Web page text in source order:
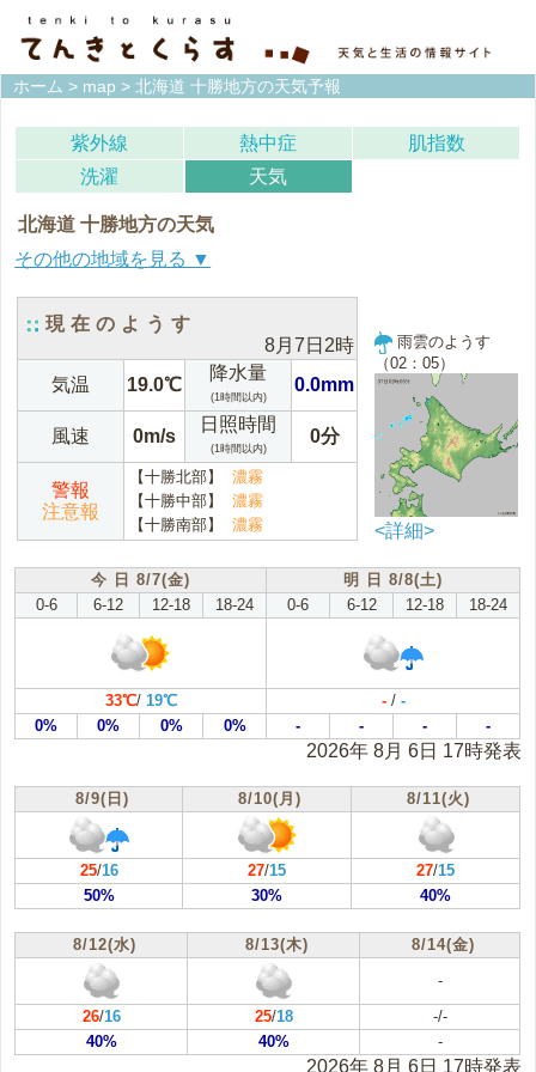
ホーム > map > 北海道 十勝地方の天気予報
紫外線 熱中症
肌指数
洗濯
天気
北海道 十勝地方の天気
宗谷地方(稚内) 上川地方(旭川)
石狩地方(札幌)
後志地方(倶知安)
北見地方(北見)
紋別地方(紋別) 釧路地方(釧路)
胆振地方(室蘭) 日高地方(浦河)
渡島地方(函館) 桧山地方(江差)
現在のようす
8月7日2時
気温
19.0℃
降水量
(1時間以内)
0.0mm
風速 0m/s
日照時間
(1時間以内)
0分
警報
注意報
【十勝北部】
濃霧
【十勝中部】
濃霧
【十勝南部】
濃霧
雨雲のようす
（02：05）
<詳細>
今 日 8/7(金)
明 日 8/8(土)
0-6
6-12 12-18 18-24 0-6 6-12 12-18 18-24
33℃/ 19℃ -/ -
0%
0% 0% 0% - - - -
2026年 8月 6日 17時発表
8/9(日) 8/10(月) 8/11(火)
25/16 27/15 27/15
50%
30% 40%
8/12(水) 8/13(木)
8/14(金)
-
26/16 25/18
-/-
40%
40% -
2026年 8月 6日 17時発表